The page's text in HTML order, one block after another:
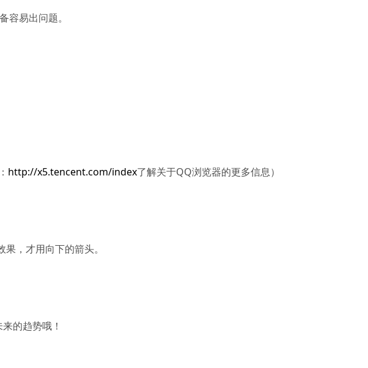
容易出问题。
http://x5.tencent.com/index了解关于QQ浏览器的更多信息）
，才用向下的箭头。
的趋势哦！